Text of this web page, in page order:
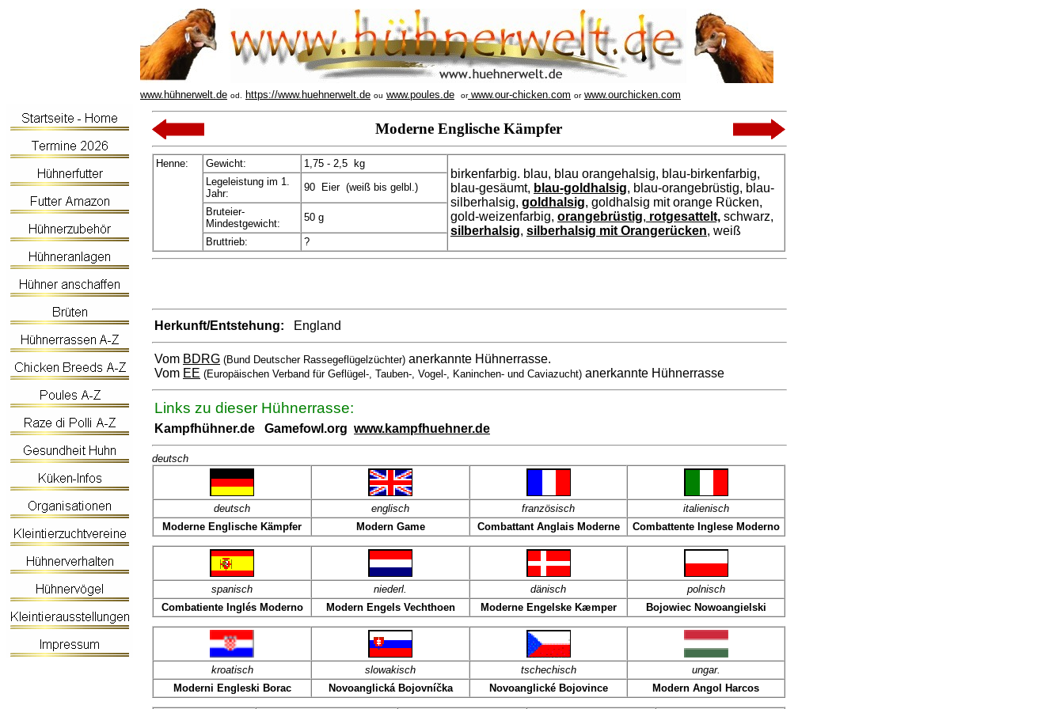
www.hühnerwelt.de od. https://www.huehnerwelt.de ou www.poules.de orwww.our-chicken.com or www.ourchicken.com
Moderne Englische Kämpfer
Henne: Gewicht: 1,75 - 2,5 kg
birkenfarbig. blau, blau orangehalsig, blau-birkenfarbig,
blau-gesäumt, blau-goldhalsig, blau-orangebrüstig, blau-
silberhalsig, goldhalsig, goldhalsig mit orange Rücken,
gold-weizenfarbig, orangebrüstig, rotgesattelt, schwarz,
silberhalsig, silberhalsig mit Orangerücken, weiß
Legeleistung im 1.
Jahr:
90 Eier (weiß bis gelbl.)
Bruteier-
Mindestgewicht:
50 g
Bruttrieb: ?
Herkunft/Entstehung: England
Vom BDRG (Bund Deutscher Rassegeflügelzüchter) anerkannte Hühnerrasse.
Vom EE (Europäischen Verband für Geflügel-, Tauben-, Vogel-, Kaninchen- und Caviazucht) anerkannte Hühnerrasse
Links zu dieser Hühnerrasse:
Kampfhühner.de Gamefowl.org www.kampfhuehner.de
deutsch
deutsch englisch französisch
italienisch
Moderne Englische Kämpfer
Modern Game Combattant Anglais Moderne Combattente Inglese Moderno
spanisch niederl. dänisch
polnisch
Combatiente Inglés Moderno
Modern Engels Vechthoen Moderne Engelske Kæmper Bojowiec Nowoangielski
kroatisch slowakisch tschechisch
ungar.
Moderni Engleski Borac
Novoanglická Bojovníčka Novoanglické Bojovince Modern Angol Harcos